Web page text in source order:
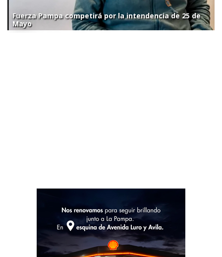
Fuerza Pampa competirá por la intendencia de 25 de
Mayo